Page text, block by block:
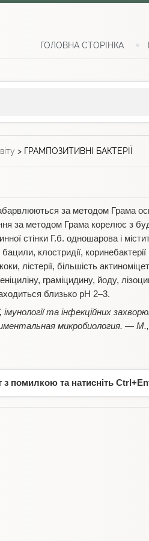
ГОЛОВНА СТОРІНКА
> ГРАМПОЗИТИВНІ БАКТЕРІЇ
за методом Грама
за методом Грама корелює з
стінки Г.б. одношарова і
клостридії, коринебактерії
лістерії, більшість
граміцидину, йоду,
близько рН 2–3.
імунології та інфекційних
микробиология. — М.,
з помилкою та натисніть